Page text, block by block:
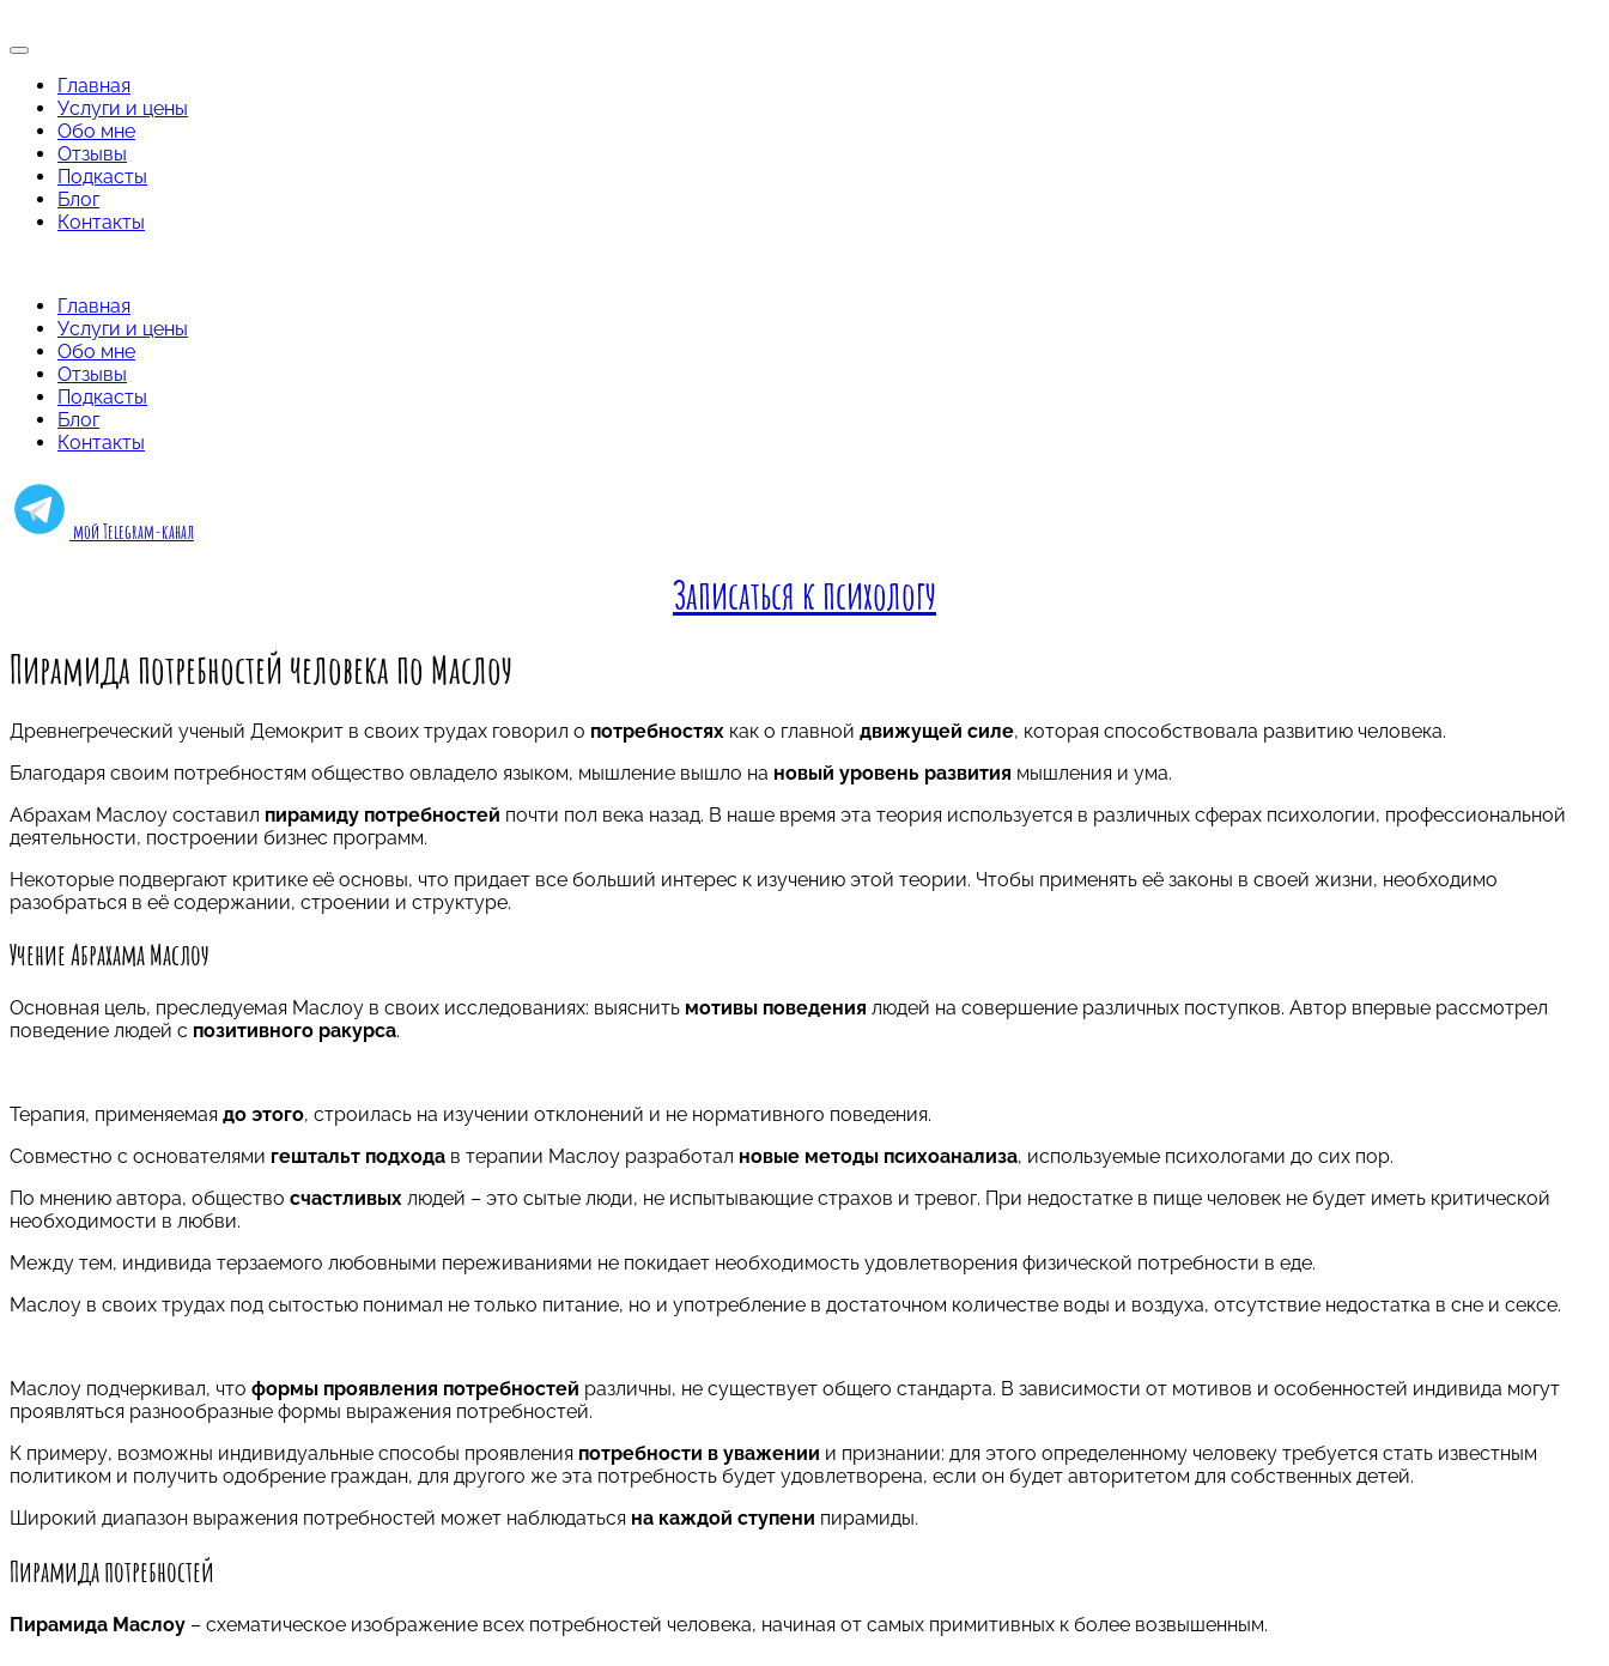
Главная
Услуги и цены
Обо мне
Отзывы
Подкасты
Блог
Контакты
Главная
Услуги и цены
Обо мне
Отзывы
Подкасты
Блог
Контакты
мой Telegram-канал
Записаться к психологу
Пирамида потребностей человека по Маслоу
Древнегреческий ученый Демокрит в своих трудах говорил о потребностях как о главной движущей силе, которая способствовала развитию человека.
Благодаря своим потребностям общество овладело языком, мышление вышло на новый уровень развития мышления и ума.
Абрахам Маслоу составил пирамиду потребностей почти пол века назад. В наше время эта теория используется в различных сферах психологии, профессиональной
деятельности, построении бизнес программ.
Некоторые подвергают критике её основы, что придает все больший интерес к изучению этой теории. Чтобы применять её законы в своей жизни, необходимо
разобраться в её содержании, строении и структуре.
Учение Абрахама Маслоу
Основная цель, преследуемая Маслоу в своих исследованиях: выяснить мотивы поведения людей на совершение различных поступков. Автор впервые рассмотрел
поведение людей с позитивного ракурса.
Терапия, применяемая до этого, строилась на изучении отклонений и не нормативного поведения.
Совместно с основателями гештальт подхода в терапии Маслоу разработал новые методы психоанализа, используемые психологами до сих пор.
По мнению автора, общество счастливых людей – это сытые люди, не испытывающие страхов и тревог. При недостатке в пище человек не будет иметь критической
необходимости в любви.
Между тем, индивида терзаемого любовными переживаниями не покидает необходимость удовлетворения физической потребности в еде.
Маслоу в своих трудах под сытостью понимал не только питание, но и употребление в достаточном количестве воды и воздуха, отсутствие недостатка в сне и сексе.
Маслоу подчеркивал, что формы проявления потребностей различны, не существует общего стандарта. В зависимости от мотивов и особенностей индивида могут
проявляться разнообразные формы выражения потребностей.
К примеру, возможны индивидуальные способы проявления потребности в уважении и признании: для этого определенному человеку требуется стать известным
политиком и получить одобрение граждан, для другого же эта потребность будет удовлетворена, если он будет авторитетом для собственных детей.
Широкий диапазон выражения потребностей может наблюдаться на каждой ступени пирамиды.
Пирамида потребностей
Пирамида Маслоу – схематическое изображение всех потребностей человека, начиная от самых примитивных к более возвышенным.